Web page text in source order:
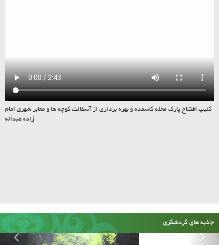
کلیپ افتتاح پارک محله کاسمده و بهره برداری از آسفالت کوچه ها و معابر شهری امام
زاده عبداله
جاذبه های گردشگری